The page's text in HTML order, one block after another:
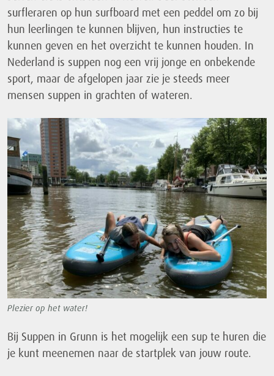
surfleraren op hun surfboard met een peddel om zo bij
hun leerlingen te kunnen blijven, hun instructies te
kunnen geven en het overzicht te kunnen houden. In
Nederland is suppen nog een vrij jonge en onbekende
sport, maar de afgelopen jaar zie je steeds meer
mensen suppen in grachten of wateren.
Plezier op het water!
Bij Suppen in Grunn is het mogelijk een sup te huren die
je kunt meenemen naar de startplek van jouw route.